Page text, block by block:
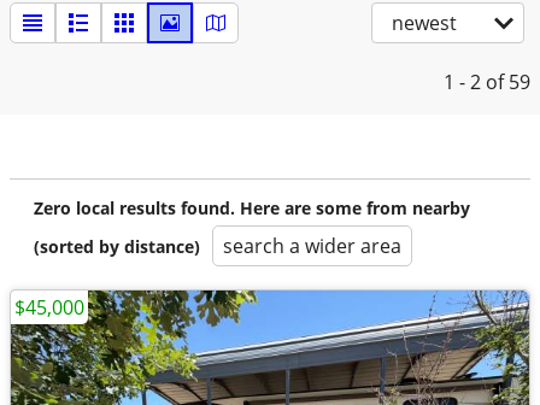
newest
1 - 2 of 59
Zero local results found. Here are some from nearby
(sorted by distance)
search a wider area
$45,000